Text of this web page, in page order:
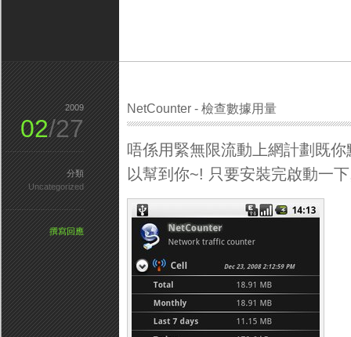
NetCounter - 檢查數據用量
唔係用緊無限流動上網計劃既
以幫到你~! 只要安裝完啟動一
2009
02/27
分類
Uncategorized
撰寫回應